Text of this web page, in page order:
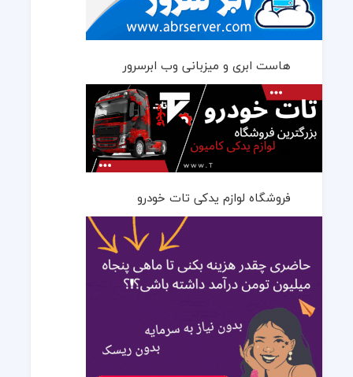
هاست ابری و میزبانی وب ابرسرور
فروشگاه لوازم یدکی تات خودرو